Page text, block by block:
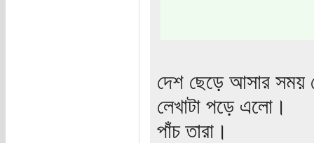
দেশ ছেড়ে আসার সময়
লেখাটা পড়ে এলো।
পাঁচ তারা।